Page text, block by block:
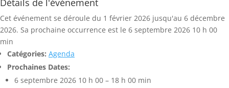
Détails de l'événement
Cet événement se déroule du 1 février 2026 jusqu'au 6 décembre
2026. Sa prochaine occurrence est le 6 septembre 2026 10 h 00
min
Catégories: Agenda
Prochaines Dates:
6 septembre 2026 10 h 00 – 18 h 00 min